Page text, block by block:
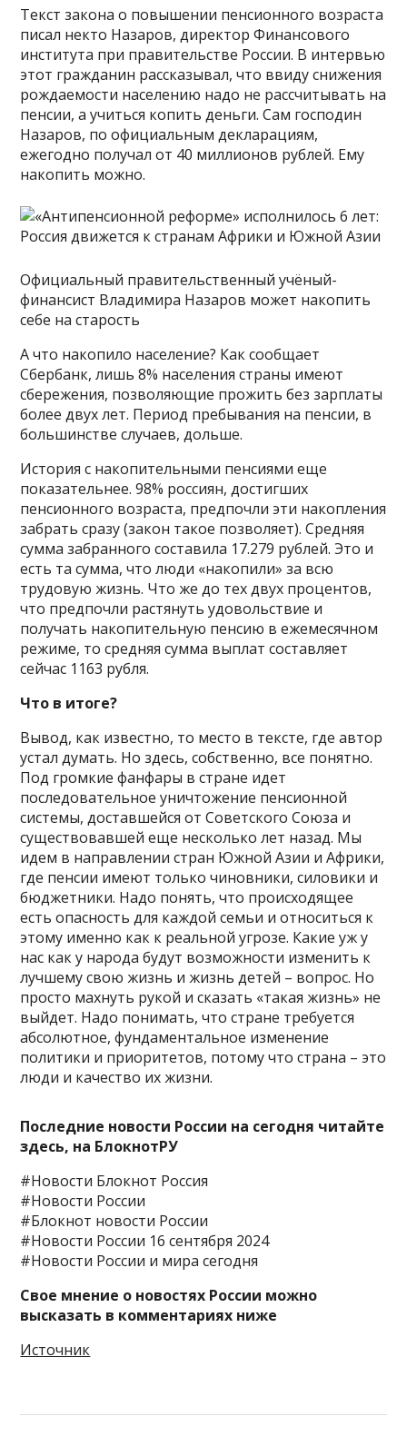
Текст закона о повышении пенсионного возраста
писал некто Назаров, директор Финансового
института при правительстве России. В интервью
этот гражданин рассказывал, что ввиду снижения
рождаемости населению надо не рассчитывать на
пенсии, а учиться копить деньги. Сам господин
Назаров, по официальным декларациям,
ежегодно получал от 40 миллионов рублей. Ему
накопить можно.
Официальный правительственный учёный-
финансист Владимира Назаров может накопить
себе на старость
А что накопило население? Как сообщает
Сбербанк, лишь 8% населения страны имеют
сбережения, позволяющие прожить без зарплаты
более двух лет. Период пребывания на пенсии, в
большинстве случаев, дольше.
История с накопительными пенсиями еще
показательнее. 98% россиян, достигших
пенсионного возраста, предпочли эти накопления
забрать сразу (закон такое позволяет). Средняя
сумма забранного составила 17.279 рублей. Это и
есть та сумма, что люди «накопили» за всю
трудовую жизнь. Что же до тех двух процентов,
что предпочли растянуть удовольствие и
получать накопительную пенсию в ежемесячном
режиме, то средняя сумма выплат составляет
сейчас 1163 рубля.
Что в итоге?
Вывод, как известно, то место в тексте, где автор
устал думать. Но здесь, собственно, все понятно.
Под громкие фанфары в стране идет
последовательное уничтожение пенсионной
системы, доставшейся от Советского Союза и
существовавшей еще несколько лет назад. Мы
идем в направлении стран Южной Азии и Африки,
где пенсии имеют только чиновники, силовики и
бюджетники. Надо понять, что происходящее
есть опасность для каждой семьи и относиться к
этому именно как к реальной угрозе. Какие уж у
нас как у народа будут возможности изменить к
лучшему свою жизнь и жизнь детей – вопрос. Но
просто махнуть рукой и сказать «такая жизнь» не
выйдет. Надо понимать, что стране требуется
абсолютное, фундаментальное изменение
политики и приоритетов, потому что страна – это
люди и качество их жизни.
Последние новости России на сегодня читайте
здесь, на БлокнотРУ
#Новости Блокнот Россия
#Новости России
#Блокнот новости России
#Новости России 16 сентября 2024
#Новости России и мира сегодня
Свое мнение о новостях России можно
высказать в комментариях ниже
Источник